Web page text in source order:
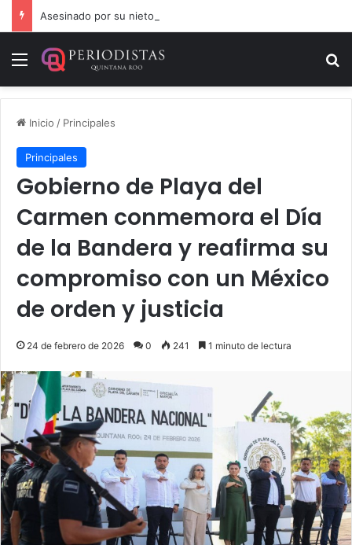
Menú
Inicio / Principales
Principales
Gobierno de Playa del
Carmen conmemora el Día
de la Bandera y reafirma su
compromiso con un México
de orden y justicia
24 de febrero de 2026 0 241 1 minuto de lectura